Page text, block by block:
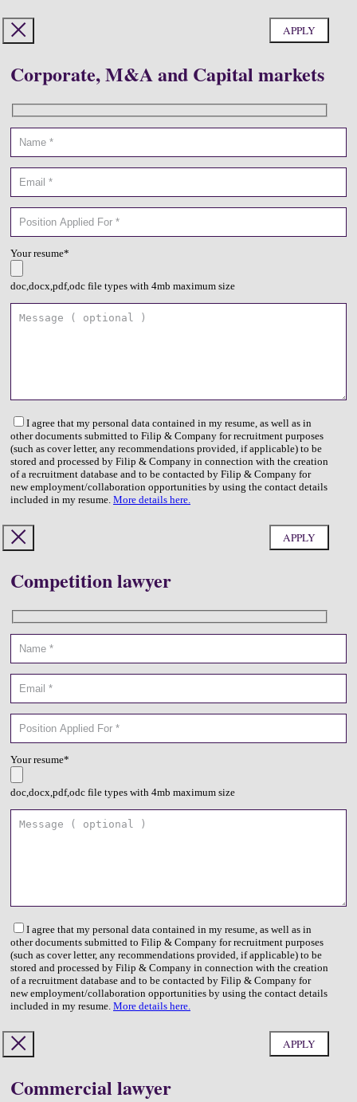
Corporate, M&A and Capital markets
Your resume*
doc,docx,pdf,odc file types with 4mb maximum size
I agree that my personal data contained in my resume, as well as in
other documents submitted to Filip & Company for recruitment purposes
(such as cover letter, any recommendations provided, if applicable) to be
stored and processed by Filip & Company in connection with the creation
of a recruitment database and to be contacted by Filip & Company for
new employment/collaboration opportunities by using the contact details
included in my resume. More details here.
Competition lawyer
Your resume*
doc,docx,pdf,odc file types with 4mb maximum size
I agree that my personal data contained in my resume, as well as in
other documents submitted to Filip & Company for recruitment purposes
(such as cover letter, any recommendations provided, if applicable) to be
stored and processed by Filip & Company in connection with the creation
of a recruitment database and to be contacted by Filip & Company for
new employment/collaboration opportunities by using the contact details
included in my resume. More details here.
Commercial lawyer